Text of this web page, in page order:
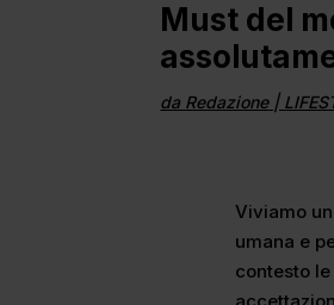
Must del
da Redazione|
Viviamo
umana e
contesto